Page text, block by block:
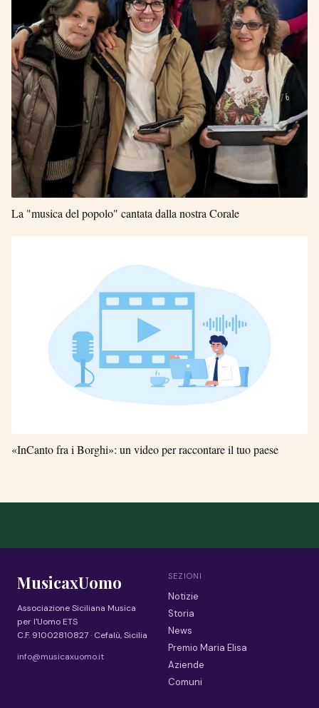
La "musica del popolo" cantata dalla nostra Corale
«InCanto fra i Borghi»: un video per raccontare il tuo paese
MusicaxUomo
Associazione Siciliana Musica
per l'Uomo ETS
C.F. 91002810827 · Cefalù, Sicilia
info@musicaxuomo.it
SEZIONI
Notizie
Storia
News
Premio Maria Elisa
Aziende
Comuni